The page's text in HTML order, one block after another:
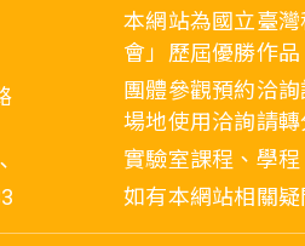
本網站為國立臺
會」歷屆優勝作
團體參觀預約洽
場地使用洽詢請
實驗室課程、學
如有本網站相關